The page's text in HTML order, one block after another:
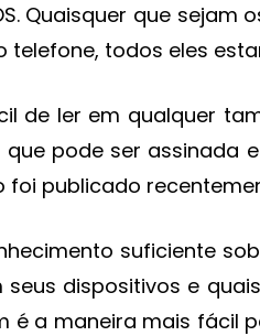
Quaisquer que
todos eles
de ler em qualquer
pode ser assinada
publicado
suficiente
dispositivos e
a maneira mais fácil